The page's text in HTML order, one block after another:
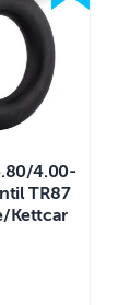
4.00-
TR87
Kettcar